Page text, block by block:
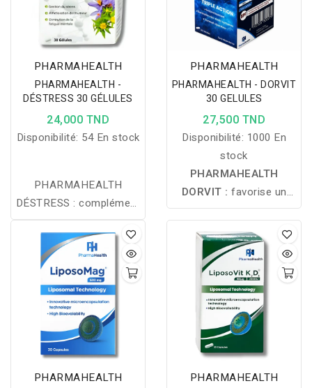
PHARMAHEALTH
PHARMAHEALTH -
DÉSTRESS 30 GÉLULES
24,000 TND
Disponibilité: 54 En stock
PHARMAHEALTH
DÉSTRESS : complément
alimentaire pour réduire
le stress, améliorer
l’humeur et soutenir les
capacités mentales grâce
à plantes adaptogènes,
acides aminés et
magnésium.
PHARMAHEALTH
PHARMAHEALTH - DORVIT
30 GELULES
27,500 TND
Disponibilité: 1000 En
stock
PHARMAHEALTH
DORVIT : favorise un
endormissement rapide,
aide à réduire les réveils
nocturnes et contribue à
un sommeil naturel,
profond et réparateur.
PHARMAHEALTH PHARMAHEALTH